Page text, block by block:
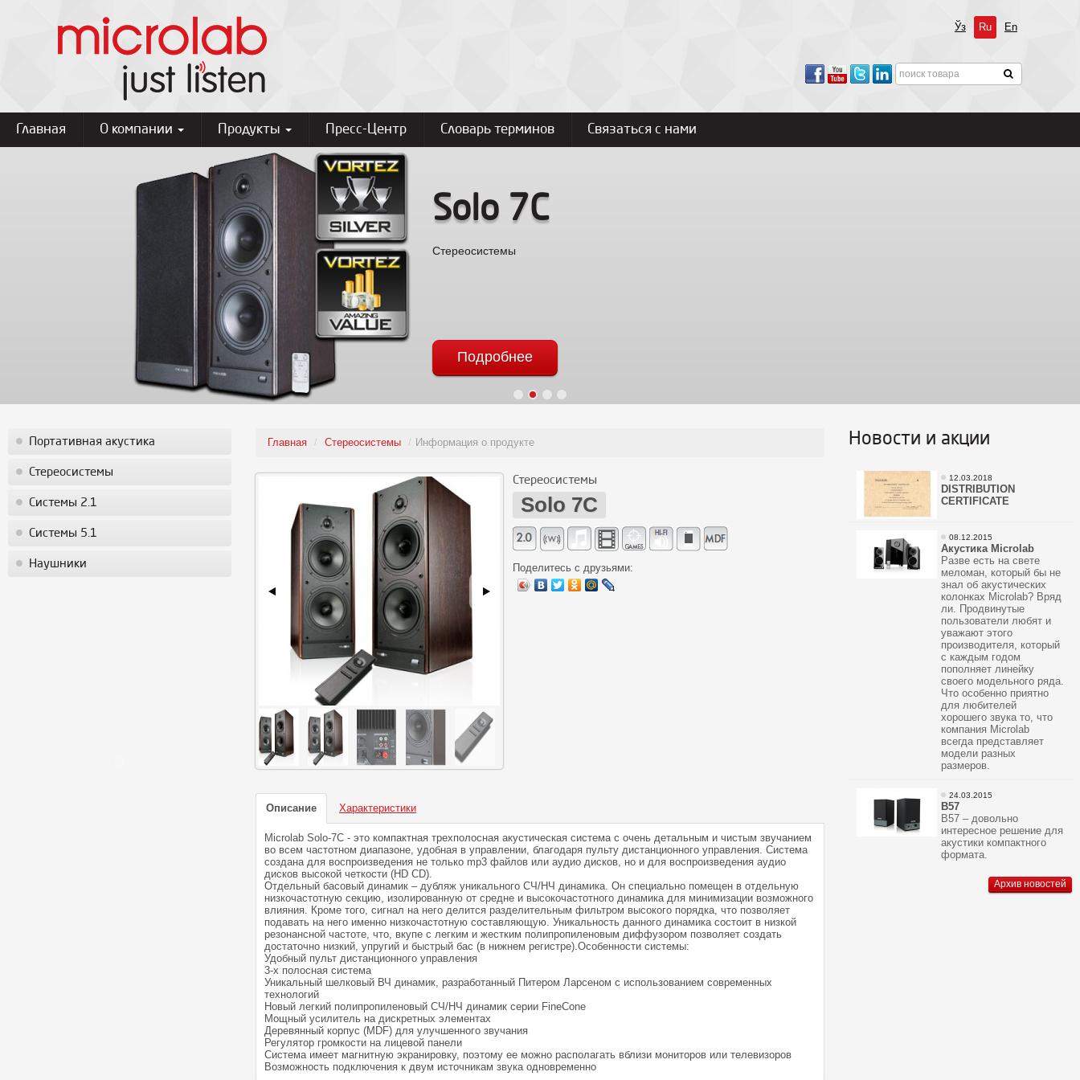
Ўз Ru En
Главная О компании Продукты Пресс-Центр Словарь терминов Связаться с нами
Solo 7C
Стереосистемы
Подробнее
Портативная акустика
Стереосистемы
Системы 2.1
Системы 5.1
Наушники
Главная / Стереосистемы / Информация о продукте
Стереосистемы
Solo 7C
Поделитесь с друзьями:
Описание Характеристики
Microlab Solo-7C - это компактная трехполосная акустическая система с очень детальным и чистым звучанием
во всем частотном диапазоне, удобная в управлении, благодаря пульту дистанционного управления. Система
создана для воспроизведения не только mp3 файлов или аудио дисков, но и для воспроизведения аудио
дисков высокой четкости (HD CD).
Отдельный басовый динамик – дубляж уникального СЧ/НЧ динамика. Он специально помещен в отдельную
низкочастотную секцию, изолированную от средне и высокочастотного динамика для минимизации возможного
влияния. Кроме того, сигнал на него делится разделительным фильтром высокого порядка, что позволяет
подавать на него именно низкочастотную составляющую. Уникальность данного динамика состоит в низкой
резонансной частоте, что, вкупе с легким и жестким полипропиленовым диффузором позволяет создать
достаточно низкий, упругий и быстрый бас (в нижнем регистре).Особенности системы:
Удобный пульт дистанционного управления
3-х полосная система
Уникальный шелковый ВЧ динамик, разработанный Питером Ларсеном с использованием современных
технологий
Новый легкий полипропиленовый СЧ/НЧ динамик серии FineCone
Мощный усилитель на дискретных элементах
Деревянный корпус (MDF) для улучшенного звучания
Регулятор громкости на лицевой панели
Система имеет магнитную экранировку, поэтому ее можно располагать вблизи мониторов или телевизоров
Возможность подключения к двум источникам звука одновременно
Новости и акции
12.03.2018
DISTRIBUTION
CERTIFICATE
08.12.2015
Акустика Microlab
Разве есть на свете
меломан, который бы не
знал об акустических
колонках Microlab? Вряд
ли. Продвинутые
пользователи любят и
уважают этого
производителя, который
с каждым годом
пополняет линейку
своего модельного ряда.
Что особенно приятно
для любителей
хорошего звука то, что
компания Microlab
всегда представляет
модели разных
размеров.
24.03.2015
В57
В57 – довольно
интересное решение для
акустики компактного
формата.
Архив новостей